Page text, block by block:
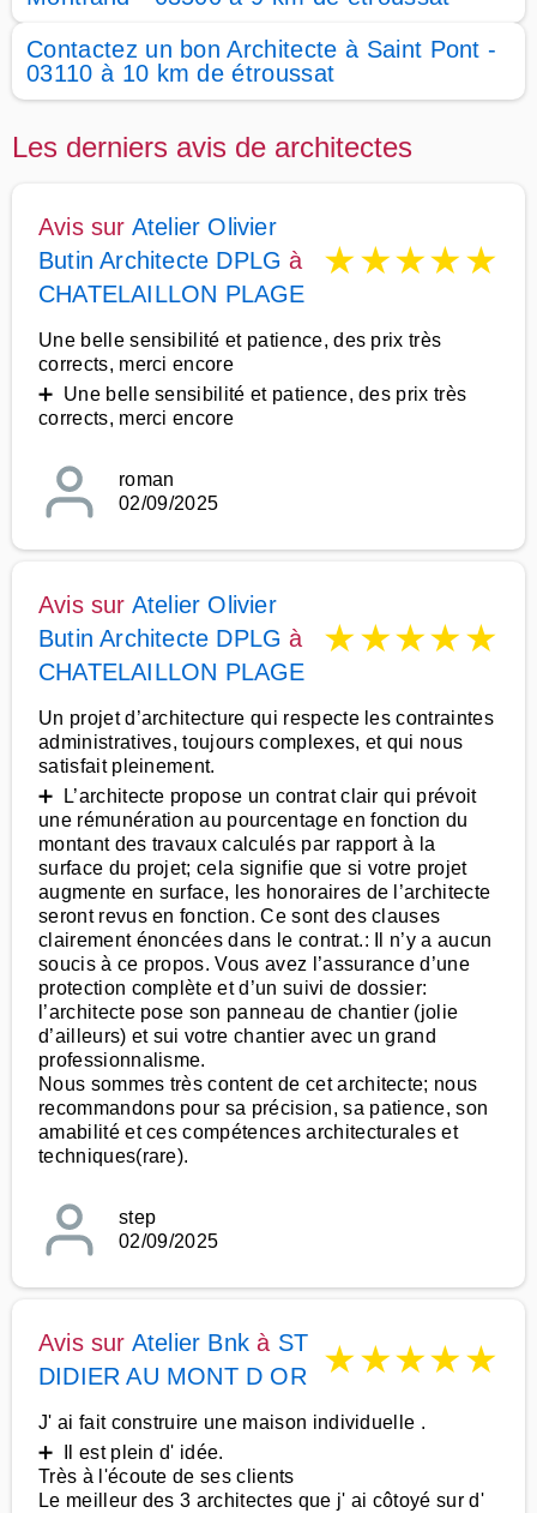
Contactez un bon Architecte à Saint Pont -
03110 à 10 km de étroussat
Les derniers avis de architectes
Avis sur Atelier Olivier
Butin Architecte DPLG à
CHATELAILLON PLAGE
★★★★★
Une belle sensibilité et patience, des prix très
corrects, merci encore
➕ Une belle sensibilité et patience, des prix très
corrects, merci encore
roman
02/09/2025
Avis sur Atelier Olivier
Butin Architecte DPLG à
CHATELAILLON PLAGE
★★★★★
Un projet d’architecture qui respecte les contraintes
administratives, toujours complexes, et qui nous
satisfait pleinement.
➕ L’architecte propose un contrat clair qui prévoit
une rémunération au pourcentage en fonction du
montant des travaux calculés par rapport à la
surface du projet; cela signifie que si votre projet
augmente en surface, les honoraires de l’architecte
seront revus en fonction. Ce sont des clauses
clairement énoncées dans le contrat.: Il n’y a aucun
soucis à ce propos. Vous avez l’assurance d’une
protection complète et d’un suivi de dossier:
l’architecte pose son panneau de chantier (jolie
d’ailleurs) et sui votre chantier avec un grand
professionnalisme.
Nous sommes très content de cet architecte; nous
recommandons pour sa précision, sa patience, son
amabilité et ces compétences architecturales et
techniques(rare).
step
02/09/2025
Avis sur Atelier Bnk à ST
DIDIER AU MONT D OR
★★★★★
J' ai fait construire une maison individuelle .
➕ Il est plein d' idée.
Très à l'écoute de ses clients
Le meilleur des 3 architectes que j' ai côtoyé sur d'